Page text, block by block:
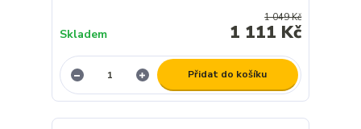
1 049 Kč
1 111 Kč
Skladem
Přidat do košíku